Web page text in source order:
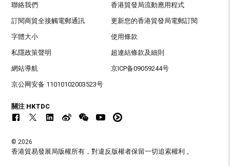
聯絡我們 香港貿發局流動應用程式
訂閱商貿全接觸電郵通訊 更新您的香港貿發局電郵訂閱
字體大小 使用條款
私隱政策聲明 超連結條款及細則
網站導航 京ICP备09059244号
京公网安备 11010102003523号
關注 HKTDC
© 2026
香港貿易發展局版權所有，對違反版權者保留一切追索權利 。